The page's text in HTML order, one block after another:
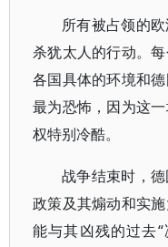
所有被占领的
杀犹太人的行动。
各国具体的环境和
最为恐怖，因为这
权特别冷酷。
战争结束时，
政策及其煽动和实
能与其凶残的过去